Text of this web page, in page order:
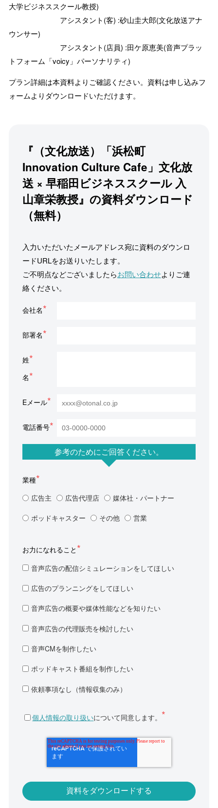
大学ビジネススクール教授)
アシスタント(客) :砂山圭大郎(文化放送アナ
ウンサー)
アシスタント(店員) :田ケ原恵美(音声プラッ
トフォーム「voicy」パーソナリティ)
プラン詳細は本資料よりご確認ください。資料は申し込みフ
ォームよりダウンロードいただけます。
『（文化放送）「浜松町
Innovation Culture Cafe」文化放
送 × 早稲田ビジネススクール 入
山章栄教授』の資料ダウンロード
（無料）
入力いただいたメールアドレス宛に資料のダウンロ
ードURLをお送りいたします。
ご不明点などございましたらお問い合わせよりご連
絡ください。
会社名
部署名
姓
名
Eメール
電話番号
参考のためにご回答ください。
業種
広告主
広告代理店 媒体社・パートナー
ポッドキャスター その他 営業
お力になれること
音声広告の配信シミュレーションをしてほしい
広告のプランニングをしてほしい
音声広告の概要や媒体性能などを知りたい
音声広告の代理販売を検討したい
音声CMを制作したい
ポッドキャスト番組を制作したい
依頼事項なし（情報収集のみ）
個人情報の取り扱いについて同意します。